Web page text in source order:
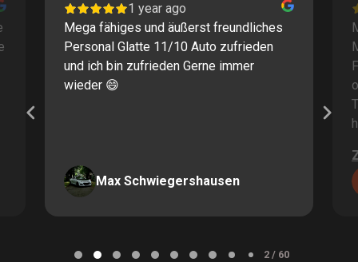
1 year ago
Mega fähiges und äußerst freundliches
Personal Glatte 11/10 Auto zufrieden
und ich bin zufrieden Gerne immer
wieder 😄
Max Schwiegershausen
2 / 60